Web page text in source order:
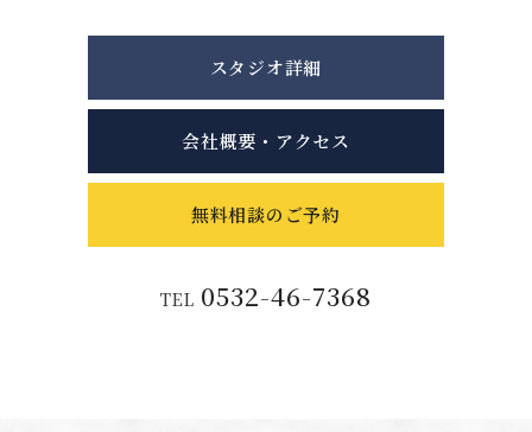
スタジオ詳細
会社概要・アクセス
無料相談のご予約
TEL 0532-46-7368